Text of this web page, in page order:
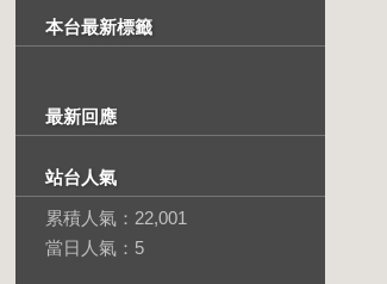
本台最新標籤
最新回應
站台人氣
累積人氣： 22,001
當日人氣： 5